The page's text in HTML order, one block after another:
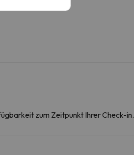
zum Zeitpunkt Ihrer Check-in.